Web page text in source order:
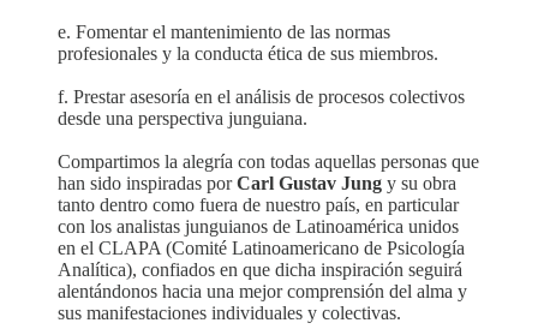
e. Fomentar el mantenimiento de las normas
profesionales y la conducta ética de sus miembros.
f. Prestar asesoría en el análisis de procesos colectivos
desde una perspectiva junguiana.
Compartimos la alegría con todas aquellas personas que
han sido inspiradas porCarl Gustav Jung y su obra
tanto dentro como fuera de nuestro país, en particular
con los analistas junguianos de Latinoamérica unidos
en el CLAPA (Comité Latinoamericano de Psicología
Analítica), confiados en que dicha inspiración seguirá
alentándonos hacia una mejor comprensión del alma y
sus manifestaciones individuales y colectivas.